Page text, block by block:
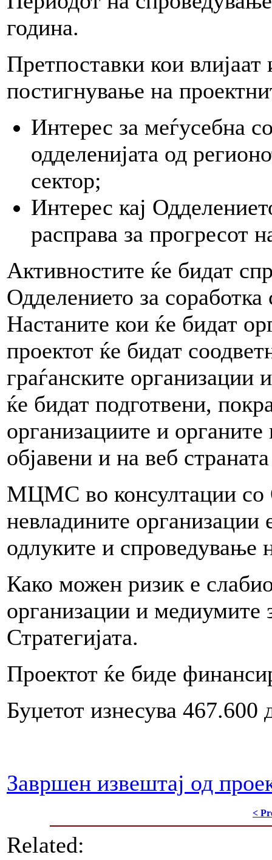
година.
Претпоставки кои
постигнување на
Интерес за меѓусебна
одделенијата од
сектор;
Интерес кај
расправа за прогресот
Активностите ќе бидат
Одделението за
Настаните кои ќе бидат
проектот ќе бидат
граѓанските организации
ќе бидат подготвени,
организациите и
објавени и на веб
МЦМС во консултации со
невладините организации
одлуките и спроведување
Како можен ризик е
организации и медиумите
Стратегијата.
Проектот ќе биде
Буџетот изнесува 467.600
Завршен извештај од
<
Related: